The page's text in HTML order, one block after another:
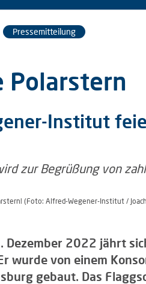
Pressemitteilung
Polarstern
Institut
(Foto: Alfred-Wegener-Institut /
Dezember 2022 jährt
wurde von einem
gebaut. Das